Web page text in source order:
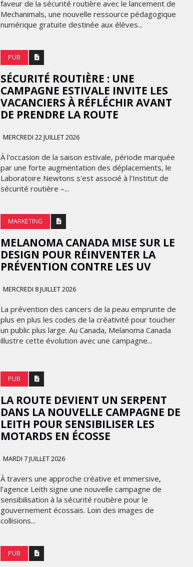
faveur de la sécurité routière avec le lancement de
Mechanimals, une nouvelle ressource pédagogique
numérique gratuite destinée aux élèves...
PUB
SÉCURITÉ ROUTIÈRE : UNE
CAMPAGNE ESTIVALE INVITE LES
VACANCIERS À RÉFLÉCHIR AVANT
DE PRENDRE LA ROUTE
MERCREDI 22 JUILLET 2026
À l'occasion de la saison estivale, période marquée
par une forte augmentation des déplacements, le
Laboratoire Newtons s'est associé à l'Institut de
sécurité routière –...
MARKETING
MELANOMA CANADA MISE SUR LE
DESIGN POUR RÉINVENTER LA
PRÉVENTION CONTRE LES UV
MERCREDI 8 JUILLET 2026
La prévention des cancers de la peau emprunte de
plus en plus les codes de la créativité pour toucher
un public plus large. Au Canada, Melanoma Canada
illustre cette évolution avec une campagne...
PUB
LA ROUTE DEVIENT UN SERPENT
DANS LA NOUVELLE CAMPAGNE DE
LEITH POUR SENSIBILISER LES
MOTARDS EN ÉCOSSE
MARDI 7 JUILLET 2026
À travers une approche créative et immersive,
l’agence Leith signe une nouvelle campagne de
sensibilisation à la sécurité routière pour le
gouvernement écossais. Loin des images de
collisions...
PUB
JEUDI 6 AOÛT 2026